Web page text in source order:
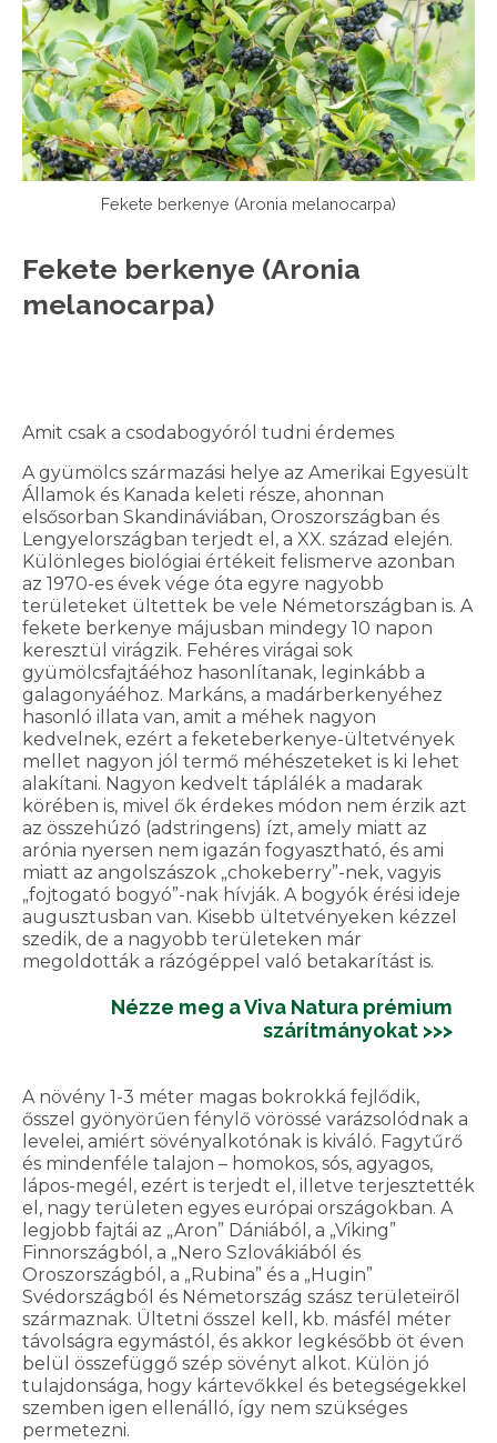
Fekete berkenye (Aronia melanocarpa)
Fekete berkenye (Aronia
melanocarpa)
Amit csak a csodabogyóról tudni érdemes
A gyümölcs származási helye az Amerikai Egyesült
Államok és Kanada keleti része, ahonnan
elsősorban Skandináviában, Oroszországban és
Lengyelországban terjedt el, a XX. század elején.
Különleges biológiai értékeit felismerve azonban
az 1970-es évek vége óta egyre nagyobb
területeket ültettek be vele Németországban is. A
fekete berkenye májusban mindegy 10 napon
keresztül virágzik. Fehéres virágai sok
gyümölcsfajtáéhoz hasonlítanak, leginkább a
galagonyáéhoz. Markáns, a madárberkenyéhez
hasonló illata van, amit a méhek nagyon
kedvelnek, ezért a feketeberkenye-ültetvények
mellet nagyon jól termő méhészeteket is ki lehet
alakítani. Nagyon kedvelt táplálék a madarak
körében is, mivel ők érdekes módon nem érzik azt
az összehúzó (adstringens) ízt, amely miatt az
arónia nyersen nem igazán fogyasztható, és ami
miatt az angolszászok „chokeberry”-nek, vagyis
„fojtogató bogyó”-nak hívják. A bogyók érési ideje
augusztusban van. Kisebb ültetvényeken kézzel
szedik, de a nagyobb területeken már
megoldották a rázógéppel való betakarítást is.
Nézze meg a Viva Natura prémium
szárítmányokat >>>
A növény 1-3 méter magas bokrokká fejlődik,
ősszel gyönyörűen fénylő vörössé varázsolódnak a
levelei, amiért sövényalkotónak is kiváló. Fagytűrő
és mindenféle talajon – homokos, sós, agyagos,
lápos-megél, ezért is terjedt el, illetve terjesztették
el, nagy területen egyes európai országokban. A
legjobb fajtái az „Aron” Dániából, a „Viking”
Finnországból, a „Nero Szlovákiából és
Oroszországból, a „Rubina” és a „Hugin”
Svédországból és Németország szász területeiről
származnak. Ültetni ősszel kell, kb. másfél méter
távolságra egymástól, és akkor legkésőbb öt éven
belül összefüggő szép sövényt alkot. Külön jó
tulajdonsága, hogy kártevőkkel és betegségekkel
szemben igen ellenálló, így nem szükséges
permetezni.